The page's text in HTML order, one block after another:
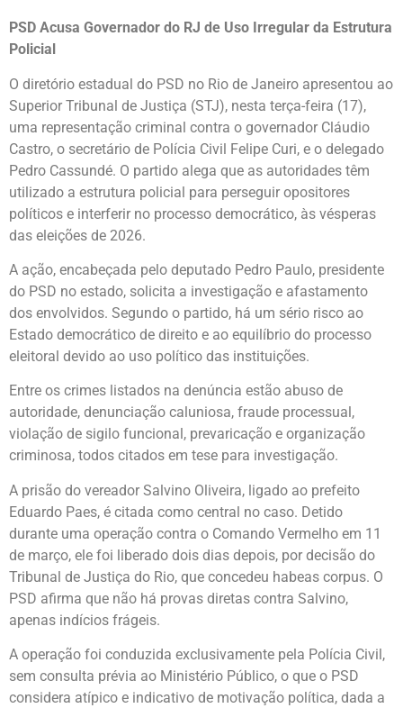
PSD Acusa Governador do RJ de Uso Irregular da Estrutura
Policial
O diretório estadual do PSD no Rio de Janeiro apresentou ao
Superior Tribunal de Justiça (STJ), nesta terça-feira (17),
uma representação criminal contra o governador Cláudio
Castro, o secretário de Polícia Civil Felipe Curi, e o delegado
Pedro Cassundé. O partido alega que as autoridades têm
utilizado a estrutura policial para perseguir opositores
políticos e interferir no processo democrático, às vésperas
das eleições de 2026.
A ação, encabeçada pelo deputado Pedro Paulo, presidente
do PSD no estado, solicita a investigação e afastamento
dos envolvidos. Segundo o partido, há um sério risco ao
Estado democrático de direito e ao equilíbrio do processo
eleitoral devido ao uso político das instituições.
Entre os crimes listados na denúncia estão abuso de
autoridade, denunciação caluniosa, fraude processual,
violação de sigilo funcional, prevaricação e organização
criminosa, todos citados em tese para investigação.
A prisão do vereador Salvino Oliveira, ligado ao prefeito
Eduardo Paes, é citada como central no caso. Detido
durante uma operação contra o Comando Vermelho em 11
de março, ele foi liberado dois dias depois, por decisão do
Tribunal de Justiça do Rio, que concedeu habeas corpus. O
PSD afirma que não há provas diretas contra Salvino,
apenas indícios frágeis.
A operação foi conduzida exclusivamente pela Polícia Civil,
sem consulta prévia ao Ministério Público, o que o PSD
considera atípico e indicativo de motivação política, dada a